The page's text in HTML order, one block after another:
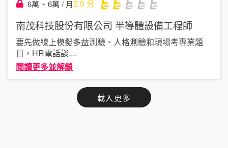
6萬 ~ 6萬 / 月2.0 分
南茂科技股份有限公司 半導體設備工程師
要先做線上模擬多益測驗、人格測驗和現場考專業題
目，HR電話談....
閱讀更多並解鎖
載入更多